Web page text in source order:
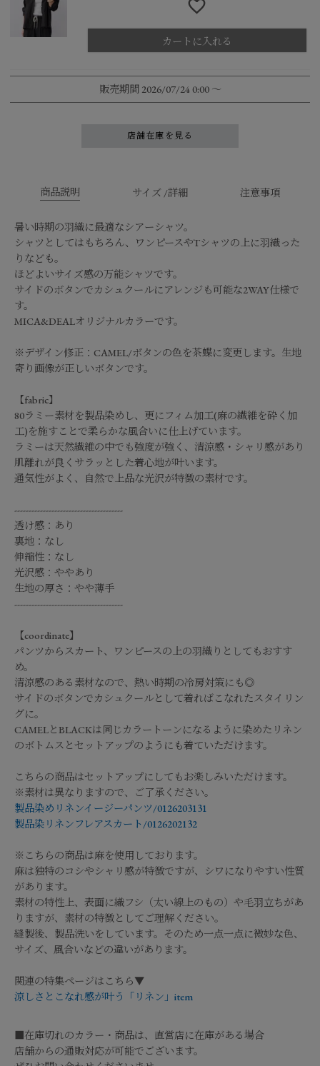
カートに入れる
販売期間 2026/07/24 0:00 〜
店舗在庫を見る
商品説明 サイズ /詳細 注意事項
暑い時期の羽織に最適なシアーシャツ。
シャツとしてはもちろん、ワンピースやTシャツの上に羽織った
りなども。
ほどよいサイズ感の万能シャツです。
サイドのボタンでカシュクールにアレンジも可能な2WAY仕様で
す。
MICA&DEALオリジナルカラーです。
※デザイン修正：CAMEL/ボタンの色を茶蝶に変更します。生地
寄り画像が正しいボタンです。
【fabric】
80ラミー素材を製品染めし、更にフィム加工(麻の繊維を砕く加
工)を施すことで柔らかな風合いに仕上げています。
ラミーは天然繊維の中でも強度が強く、清涼感・シャリ感があり
肌離れが良くサラッとした着心地が叶います。
通気性がよく、自然で上品な光沢が特徴の素材です。
--------------------------------------
透け感：あり
裏地：なし
伸縮性：なし
光沢感：ややあり
生地の厚さ：やや薄手
--------------------------------------
【coordinate】
パンツからスカート、ワンピースの上の羽織りとしてもおすす
め。
清涼感のある素材なので、熱い時期の冷房対策にも◎
サイドのボタンでカシュクールとして着ればこなれたスタイリン
グに。
CAMELとBLACKは同じカラートーンになるように染めたリネン
のボトムスとセットアップのようにも着ていただけます。
こちらの商品はセットアップにしてもお楽しみいただけます。
※素材は異なりますので、ご了承ください。
製品染めリネンイージーパンツ/0126203131
製品染リネンフレアスカート/0126202132
※こちらの商品は麻を使用しております。
麻は独特のコシやシャリ感が特徴ですが、シワになりやすい性質
があります。
素材の特性上、表面に織フシ（太い線上のもの）や毛羽立ちがあ
りますが、素材の特徴としてご理解ください。
縫製後、製品洗いをしています。そのため一点一点に微妙な色、
サイズ、風合いなどの違いがあります。
関連の特集ページはこちら▼
涼しさとこなれ感が叶う「リネン」item
■在庫切れのカラー・商品は、直営店に在庫がある場合
店舗からの通販対応が可能でございます。